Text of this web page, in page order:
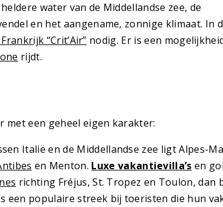
water van de Middellandse zee, de
en het aangename, zonnige klimaat. In
“Crit’Air” nodig. Er is een
rijdt.
met een geheel eigen karakter:
Italië en de Middellandse zee ligt Alpes-
en Menton. Luxe vakantievilla’s en
richting Fréjus, St. Tropez en Toulon,
is een populaire streek bij toeristen die hun